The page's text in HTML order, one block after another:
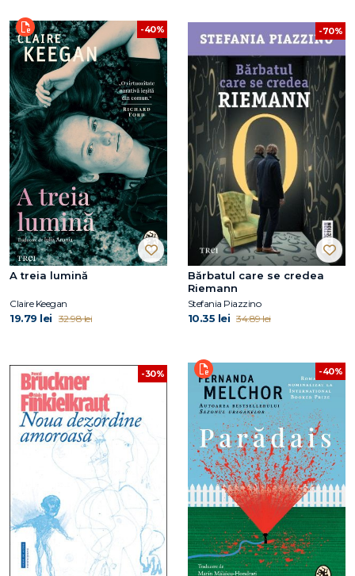
-40%
A treia lumină
Claire Keegan
19.79 lei 32.98 lei
-70%
Bărbatul care se credea
Riemann
Stefania Piazzino
10.35 lei 34.89 lei
-30% -40%